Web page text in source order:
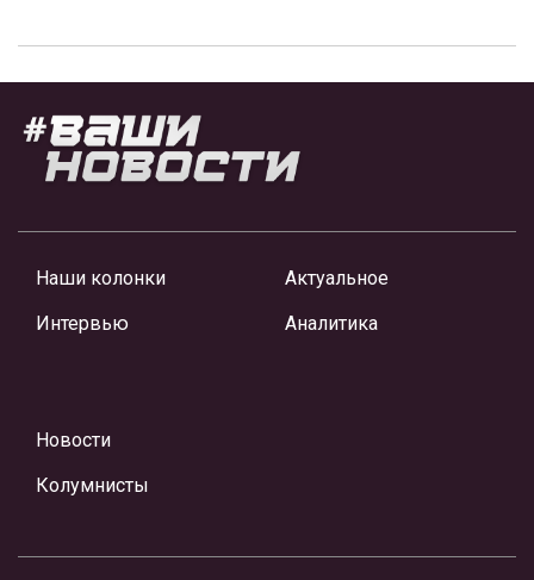
Наши колонки
Интервью
Актуальное
Аналитика
Новости
Колумнисты